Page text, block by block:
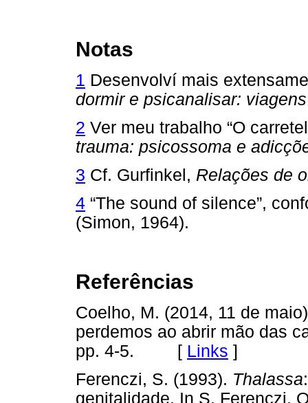
Notas
1 Desenvolví mais
dormir e psicanalisar:
2 Ver meu trabalho “O
trauma: psicossoma e
3 Cf. Gurfinkel, Relações de
4 “The sound of silence”,
(Simon, 1964).
Referências
Coelho, M. (2014, 11 de
perdemos ao abrir mão das
pp. 4-5. [ Links ]
Ferenczi, S. (1993). Thalassa
genitalidade. In S. Ferenczi,